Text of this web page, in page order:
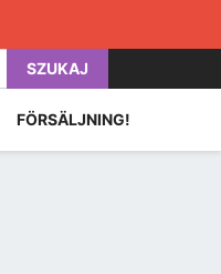
SZUKAJ
FÖRSÄLJNING!